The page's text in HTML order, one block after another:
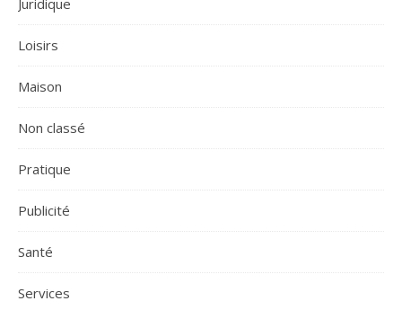
Juridique
Loisirs
Maison
Non classé
Pratique
Publicité
Santé
Services